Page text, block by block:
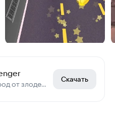
Беги и спаси город от злодеев
Скачать